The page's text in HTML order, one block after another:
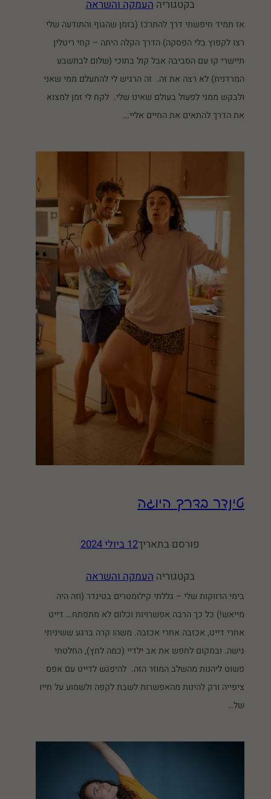
בקטגוריההעמקה והשראה
אז תמיד חיפשתי דרך להתרכז (בזמן שהגוף והתודעה שלי
רצו לקפוץ בלי הפסקה) הדרך הקלה היתה – קחי ריטלין
תיישרי קו עם הסביבה אבל קול בתוכי (שלום לבתשבע
המרדנית) לא רצה את זה. זה הרגיש לי להתעלם ממי שאני
ולבקש ממני לפעול בעולם שאינו שלי. לקח לי זמן למצוא
את הדרך להתאים את החיים אליי…
טינדר בדרך היוגה
פורסם בתאריך12 ביולי 2024
בקטגוריההעמקה והשראה
בימי הרווקות שלי – גללתי קילומטרים בטינדר (וזה היה
מייאש!) כל כך הרבה אפשרויות וכלום לא מתפתח… דייט
אחרי דייט, אכזבה אחרי אכזבה. משהו קרה ברגע ששיניתי
גישה. ובמקום לחפש את אב ילדיי (כמה לחץ), החלטתי
פשוט ליהנות מהשלב המוזר הזה. להיפגש לדייט עם אפס
ציפייה ורק להינות מהאפשרות לשבת לקפה ולשמוע על חייו
של…